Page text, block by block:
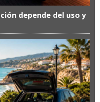
depende del uso y